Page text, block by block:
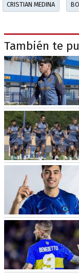
CRISTIAN MEDINA
También te